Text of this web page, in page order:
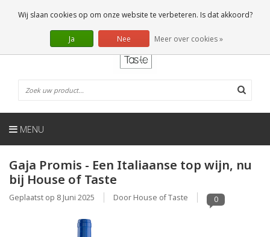
0 Artikelen
NL
MENU
Gaja Promis - Een Italiaanse top wijn, nu
bij House of Taste
Geplaatst op 8 Juni 2025 Door House of Taste 0
Wij slaan cookies op om onze website te verbeteren. Is dat akkoord?
Ja Nee Meer over cookies »